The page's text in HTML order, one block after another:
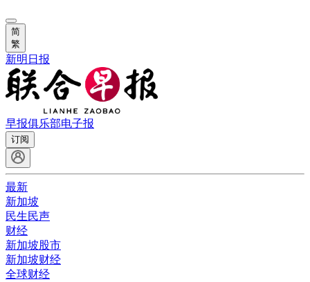
简
繁
新明日报
早报俱乐部电子报
订阅
最新
新加坡
民生民声
财经
新加坡股市
新加坡财经
全球财经